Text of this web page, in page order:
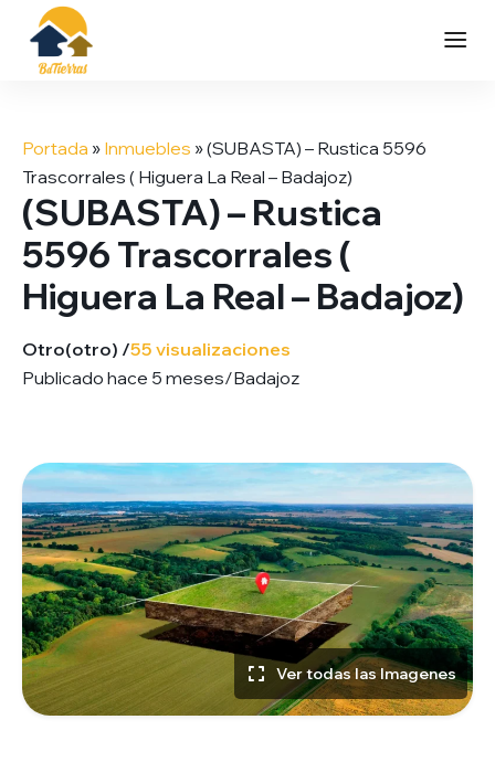
contenido
Portada » Inmuebles »(SUBASTA) – Rustica 5596
Trascorrales ( Higuera La Real – Badajoz)
(SUBASTA) – Rustica
5596 Trascorrales (
Higuera La Real – Badajoz)
Otro(otro) /55 visualizaciones
Publicado hace 5 meses/Badajoz
Ver todas las Imagenes